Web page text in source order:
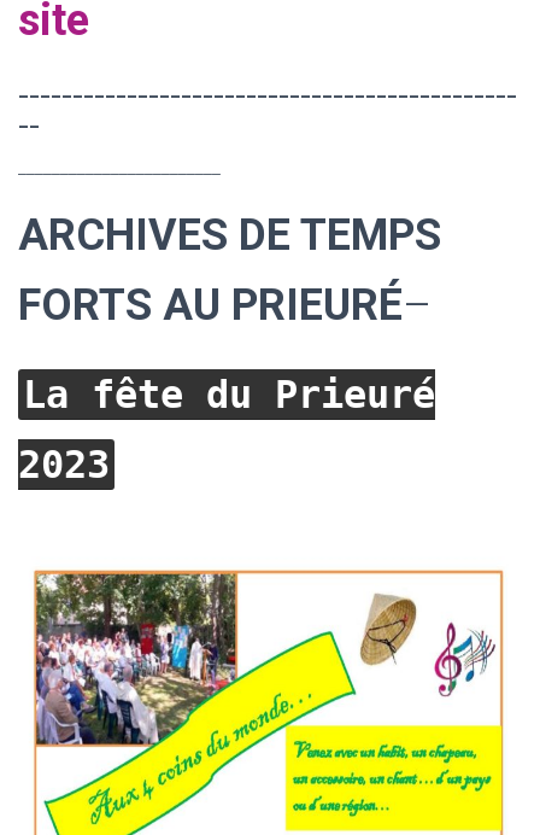
site
ARCHIVES DE TEMPS
FORTS AU PRIEURÉ–
La fête du Prieuré
2023